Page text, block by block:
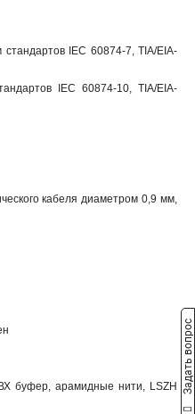
IEC 60874-7, TIA/EIA-
IEC 60874-10, TIA/EIA-
кабеля диаметром 0,9 мм,
буфер, арамидные нити, LSZH
Задать вопрос